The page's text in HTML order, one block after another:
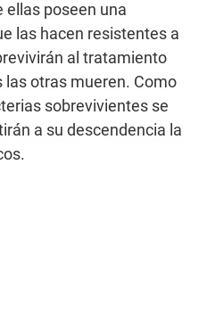
ellas poseen una
las hacen resistentes a
al tratamiento
otras mueren. Como
sobrevivientes se
a su descendencia la